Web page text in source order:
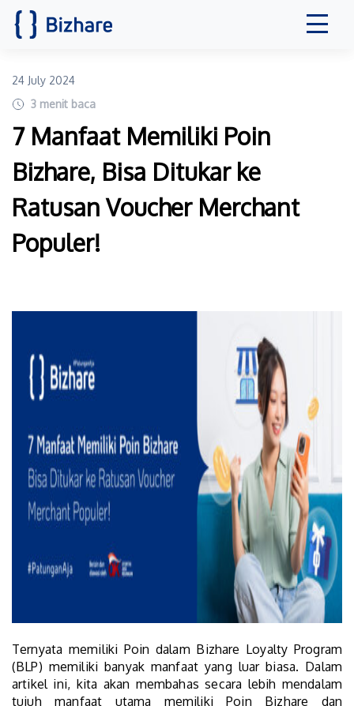
24 July 2024
3 menit baca
7 Manfaat Memiliki Poin
Bizhare, Bisa Ditukar ke
Ratusan Voucher Merchant
Populer!
Ternyata memiliki Poin dalam Bizhare Loyalty Program
(BLP) memiliki banyak manfaat yang luar biasa. Dalam
artikel ini, kita akan membahas secara lebih mendalam
tujuh manfaat utama memiliki Poin Bizhare dan